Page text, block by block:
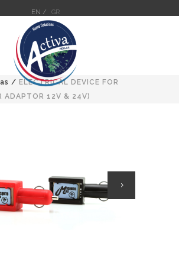
EN / GR
/ ELECTRICAL DEVICE FOR
ADAPTOR 12V & 24V)